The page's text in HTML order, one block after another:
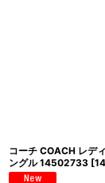
コーチ COACH レデ
ングル 14502733 [